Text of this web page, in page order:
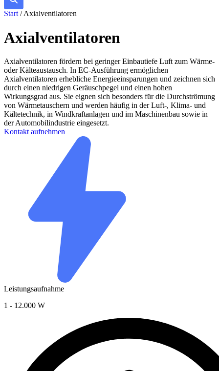
Start / Axialventilatoren
Axialventilatoren
Axialventilatoren fördern bei geringer Einbautiefe Luft zum Wärme-
oder Kälteaustausch. In EC-Ausführung ermöglichen
Axialventilatoren erhebliche Energieeinsparungen und zeichnen sich
durch einen niedrigen Geräuschpegel und einen hohen
Wirkungsgrad aus. Sie eignen sich besonders für die Durchströmung
von Wärmetauschern und werden häufig in der Luft-, Klima- und
Kältetechnik, in Windkraftanlagen und im Maschinenbau sowie in
der Automobilindustrie eingesetzt.
Kontakt aufnehmen
Leistungsaufnahme
1 - 12.000 W